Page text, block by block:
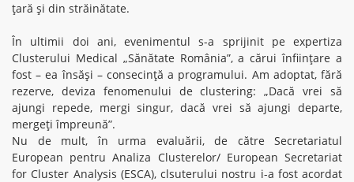
țară și din străinătate.
În ultimii doi ani, evenimentul s-a sprijinit pe expertiza
Clusterului Medical „Sănătate România”, a cărui înființare a
fost – ea însăși – consecință a programului. Am adoptat, fără
rezerve, deviza fenomenului de clustering: „Dacă vrei să
ajungi repede, mergi singur, dacă vrei să ajungi departe,
mergeți împreună”.
Nu de mult, în urma evaluării, de către Secretariatul
European pentru Analiza Clusterelor/ European Secretariat
for Cluster Analysis (ESCA), clsuterului nostru i-a fost acordat